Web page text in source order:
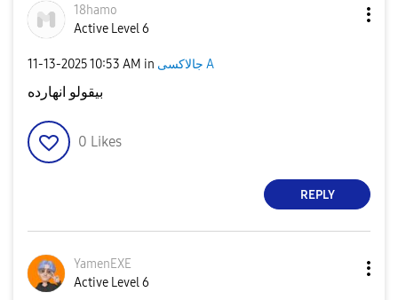
18hamo
Active Level 6
‎11-13-202510:53 AM in جالاكسى A
بيقولو انهارده
0 Likes
REPLY
YamenEXE
Active Level 6